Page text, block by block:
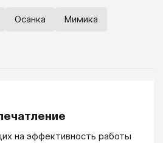
Осанка Мимика
на эффективность работы